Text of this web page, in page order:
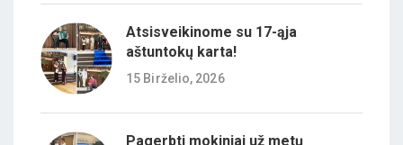
Atsisveikinome su 17-ąja
aštuntokų karta!
15 Birželio, 2026
Pagerbti mokiniai už metų